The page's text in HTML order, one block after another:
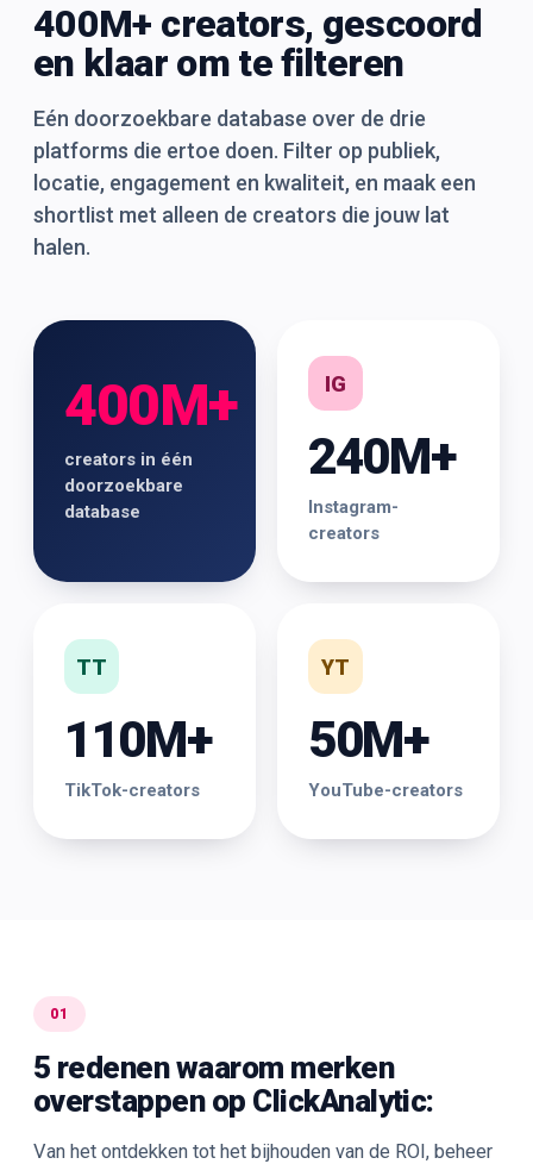
400M+ creators, gescoord
en klaar om te filteren
Eén doorzoekbare database over de drie
platforms die ertoe doen. Filter op publiek,
locatie, engagement en kwaliteit, en maak een
shortlist met alleen de creators die jouw lat
halen.
400M+
creators in één
doorzoekbare
database
IG
240M+
Instagram-
creators
TT
110M+
TikTok-creators
YT
50M+
YouTube-creators
01
5 redenen waarom merken
overstappen op ClickAnalytic:
Van het ontdekken tot het bijhouden van de ROI, beheer